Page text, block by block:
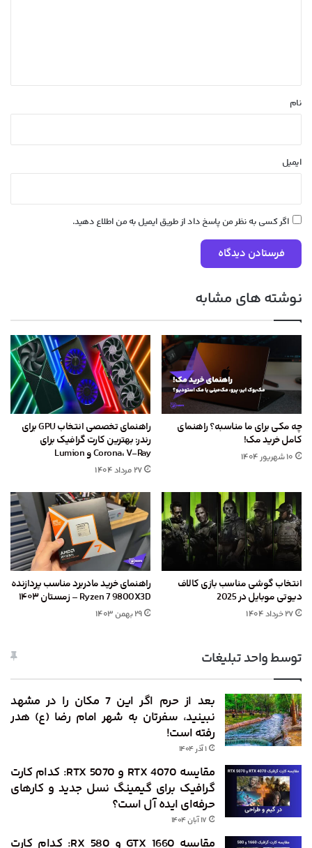
نام
ایمیل
اگر کسی به نظر من پاسخ داد از طریق ایمیل به من اطلاع دهید.
نوشته های مشابه
چه مکی برای ما مناسبه؟ راهنمای
کامل خرید مک!
۱۰ شهریور ۱۴۰۴
راهنمای تخصصی انتخاب GPU برای
رندر: بهترین کارت گرافیک برای
Corona، V-Ray و Lumion
۲۷ مرداد ۱۴۰۴
انتخاب گوشی مناسب بازی کالاف
دیوتی موبایل در 2025
۲۷ خرداد ۱۴۰۴
راهنمای خرید مادربرد مناسب پردازنده
Ryzen 7 9800X3D – زمستان ۱۴۰۳
۲۹ بهمن ۱۴۰۳
توسط واحد تبلیغات
بعد از حرم اگر این 7 مکان را در مشهد
نبینید، سفرتان به شهر امام رضا (ع) هدر
رفته است!
۱ آذر ۱۴۰۴
مقایسه RTX 4070 و RTX 5070: کدام کارت
گرافیک برای گیمینگ نسل جدید و کارهای
حرفه‌ای ایده ‌آل است؟
۱۷ آبان ۱۴۰۴
مقایسه GTX 1660 و RX 580: کدام کارت